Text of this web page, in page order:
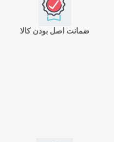
ضمانت اصل بودن کالا